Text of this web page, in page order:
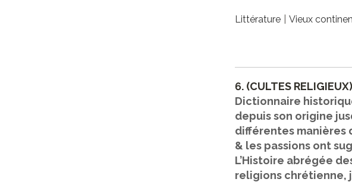
Littérature Vieux
6. (CULTES
Dictionnaire
depuis son origine
différentes manières
& les passions ont
L’Histoire abrégée
religions chrétienne,